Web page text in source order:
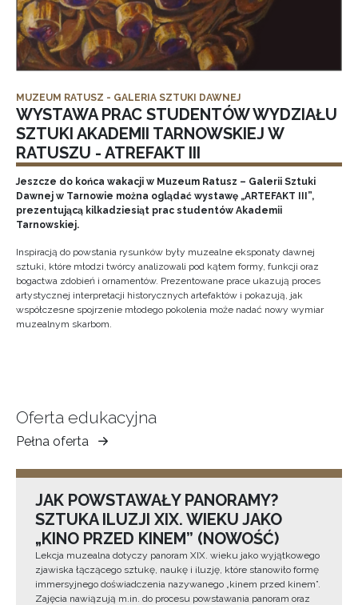
MUZEUM RATUSZ - GALERIA SZTUKI DAWNEJ
WYSTAWA PRAC STUDENTÓW WYDZIAŁU
SZTUKI AKADEMII TARNOWSKIEJ W
RATUSZU - ATREFAKT III
Jeszcze do końca wakacji w Muzeum Ratusz – Galerii Sztuki
Dawnej w Tarnowie można oglądać wystawę „ARTEFAKT III”,
prezentującą kilkadziesiąt prac studentów Akademii
Tarnowskiej.
Inspiracją do powstania rysunków były muzealne eksponaty dawnej
sztuki, które młodzi twórcy analizowali pod kątem formy, funkcji oraz
bogactwa zdobień i ornamentów. Prezentowane prace ukazują proces
artystycznej interpretacji historycznych artefaktów i pokazują, jak
współczesne spojrzenie młodego pokolenia może nadać nowy wymiar
muzealnym skarbom.
Oferta edukacyjna
Pełna oferta
Muzeum
Ziemi
JAK POWSTAWAŁY PANORAMY?
SZTUKA ILUZJI XIX. WIEKU JAKO
„KINO PRZED KINEM” (NOWOŚĆ)
Lekcja muzealna dotyczy panoram XIX. wieku jako wyjątkowego
zjawiska łączącego sztukę, naukę i iluzję, które stanowiło formę
immersyjnego doświadczenia nazywanego „kinem przed kinem”.
Zajęcia nawiązują m.in. do procesu powstawania panoram oraz